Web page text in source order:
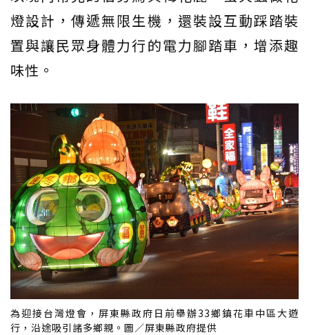
燈設計，傳遞無限生機，還裝設互動踩踏裝
置與讓民眾身體力行的電力腳踏車，增添趣
味性。
為迎接台灣燈會，屏東縣政府日前舉辦33鄉鎮花車中區大遊
行，沿途吸引諸多鄉親。圖／屏東縣政府提供